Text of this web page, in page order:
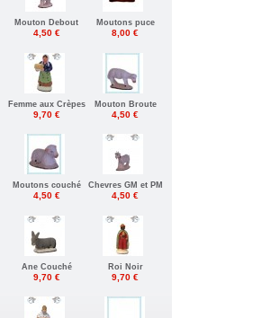
Mouton Debout
4,50 €
Moutons puce
8,00 €
Femme aux Crèpes
9,70 €
Mouton Broute
4,50 €
Moutons couché
4,50 €
Chevres GM et PM
4,50 €
Ane Couché
9,70 €
Roi Noir
9,70 €